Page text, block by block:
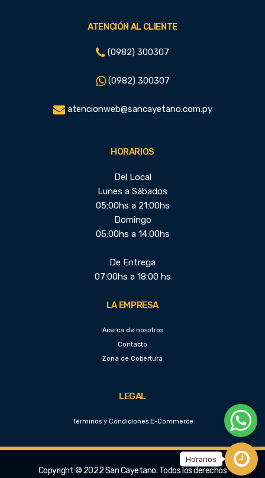
ATENCIÓN AL CLIENTE
(0982) 300307
(0982) 300307
atencionweb@sancayetano.com.py
HORARIOS
Del Local
Lunes a Sábados
05:00hs a 21:00hs
Domingo
05:00hs a 14:00hs
De Entrega
07:00hs a 18:00 hs
LA EMPRESA
Acerca de nosotros
Contacto
Zona de Cobertura
LEGAL
Términos y Condiciones E-Commerce
Copyright © 2022 San Cayetano. Todos los derechos